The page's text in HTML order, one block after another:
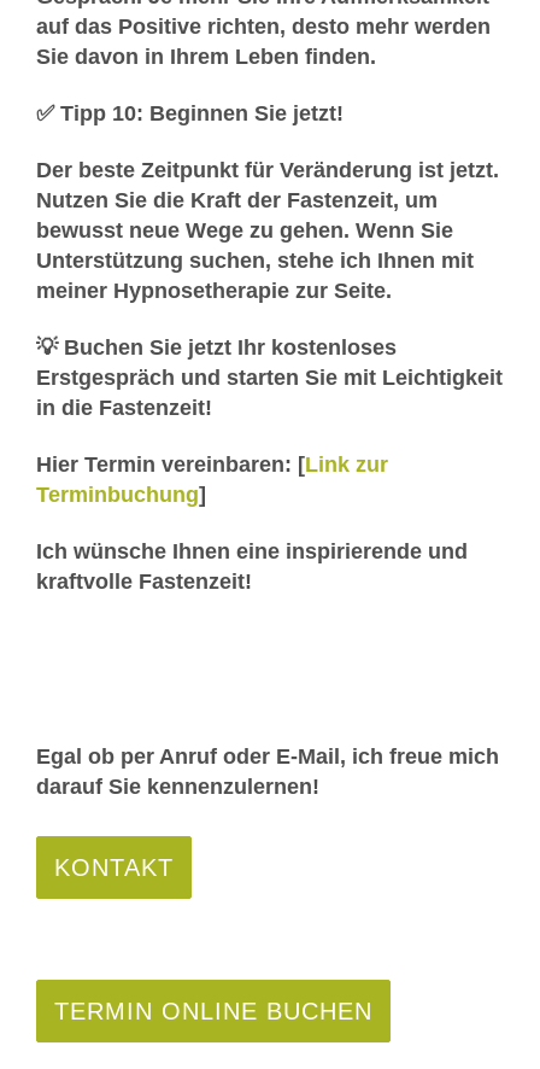
auf das Positive richten, desto mehr werden
Sie davon in Ihrem Leben finden.
✅ Tipp 10: Beginnen Sie jetzt!
Der beste Zeitpunkt für Veränderung ist jetzt.
Nutzen Sie die Kraft der Fastenzeit, um
bewusst neue Wege zu gehen. Wenn Sie
Unterstützung suchen, stehe ich Ihnen mit
meiner Hypnosetherapie zur Seite.
💡 Buchen Sie jetzt Ihr kostenloses
Erstgespräch und starten Sie mit Leichtigkeit
in die Fastenzeit!
Hier Termin vereinbaren: [Link zur
Terminbuchung]
Ich wünsche Ihnen eine inspirierende und
kraftvolle Fastenzeit!
Egal ob per Anruf oder E-Mail, ich freue mich
darauf Sie kennenzulernen!
KONTAKT
TERMIN ONLINE BUCHEN